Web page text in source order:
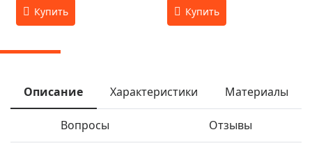
Описание Характеристики Материалы
Вопросы Отзывы